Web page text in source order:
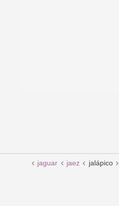
jaguar jaez jalápico